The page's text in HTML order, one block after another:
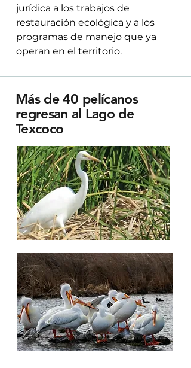
jurídica a los trabajos de
restauración ecológica y a los
programas de manejo que ya
operan en el territorio.
Más de 40 pelícanos
regresan al Lago de
Texcoco